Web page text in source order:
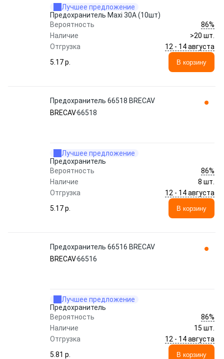
Лучшее предложение
Предохранитель Maxi 30A (10шт)
Вероятность
86%
Наличие
>20 шт.
Отгрузка
12 - 14 августа
5.17 p.
В корзину
Предохранитель 66518 BRECAV
BRECAV66518
Лучшее предложение
Предохранитель
Вероятность
86%
Наличие
8 шт.
Отгрузка
12 - 14 августа
5.17 p.
В корзину
Предохранитель 66516 BRECAV
BRECAV66516
Лучшее предложение
Предохранитель
Вероятность
86%
Наличие
15 шт.
Отгрузка
12 - 14 августа
5.81 p.
В корзину